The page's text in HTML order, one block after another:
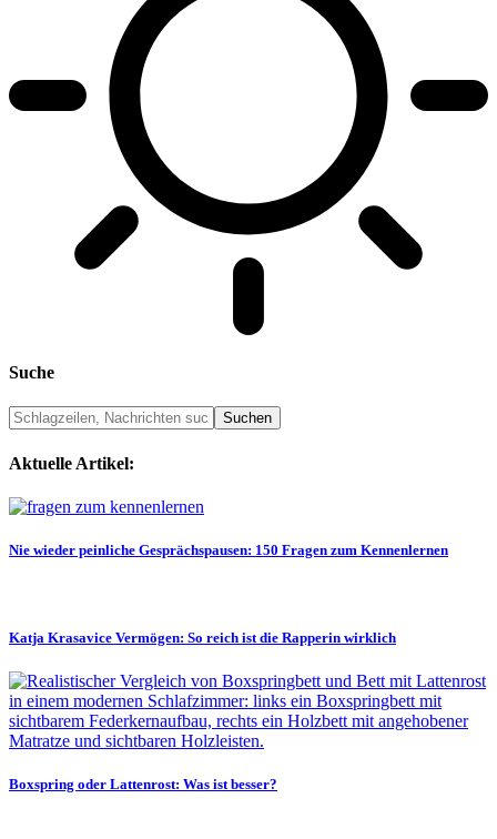
Suche
Aktuelle Artikel:
Nie wieder peinliche Gesprächspausen: 150 Fragen zum Kennenlernen
Katja Krasavice Vermögen: So reich ist die Rapperin wirklich
Boxspring oder Lattenrost: Was ist besser?